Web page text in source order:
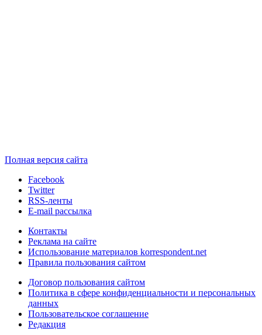
Полная версия сайта
Facebook
Twitter
RSS-ленты
E-mail рассылка
Контакты
Реклама на сайте
Использование материалов korrespondent.net
Правила пользования сайтом
Договор пользования сайтом
Политика в сфере конфиденциальности и персональных
данных
Пользовательское соглашение
Редакция